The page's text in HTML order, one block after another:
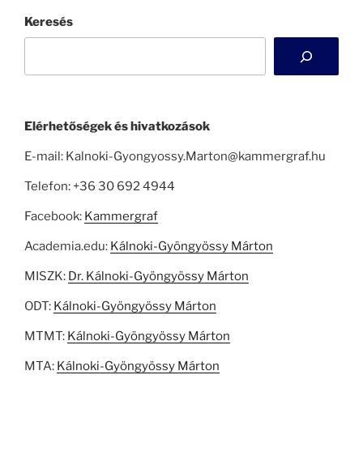
Keresés
Elérhetőségek és hivatkozások
E-mail: Kalnoki-Gyongyossy.Marton@kammergraf.hu
Telefon: +36 30 692 4944
Facebook: Kammergraf
Academia.edu: Kálnoki-Gyöngyössy Márton
MISZK: Dr. Kálnoki-Gyöngyössy Márton
ODT: Kálnoki-Gyöngyössy Márton
MTMT: Kálnoki-Gyöngyössy Márton
MTA: Kálnoki-Gyöngyössy Márton